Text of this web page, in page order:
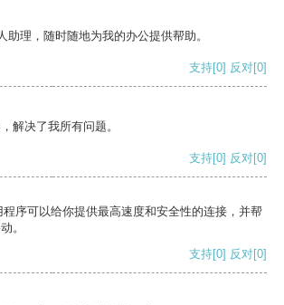
助理，随时随地为我的办公提供帮助。
支持[0] 反对[0]
解决了我所有问题。
支持[0] 反对[0]
序可以给你提供最高速度和安全性的连接，并帮
。
支持[0] 反对[0]